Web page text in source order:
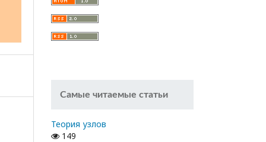
Самые читаемые статьи
Теория узлов
149